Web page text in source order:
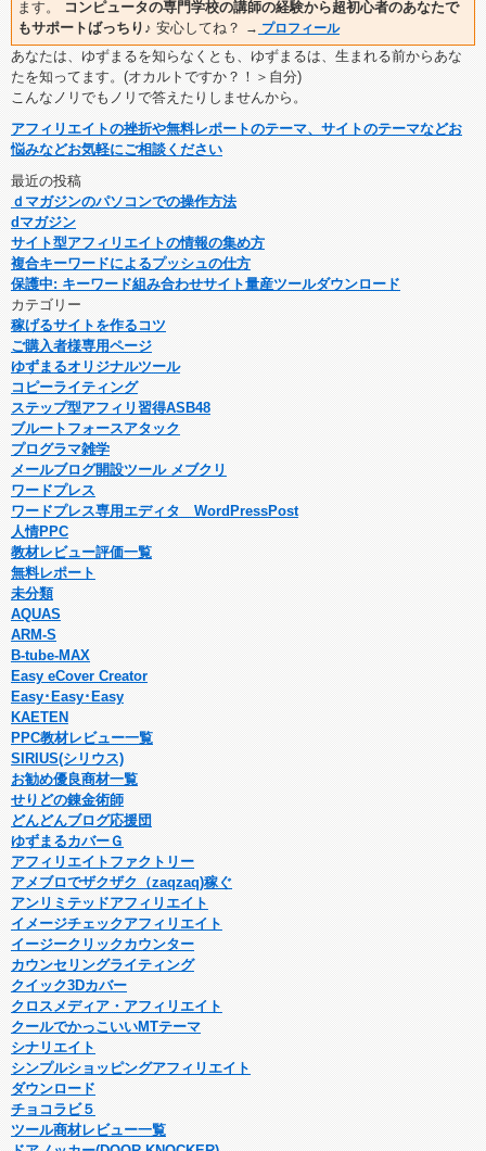
ます。
コンピュータの専門学校の講師の経験から超初心者のあなたで
もサポートばっちり♪ 安心してね？ → プロフィール
あなたは、ゆずまるを知らなくとも、ゆずまるは、生まれる前からあな
たを知ってます。(オカルトですか？！＞自分)
こんなノリでもノリで答えたりしませんから。
アフィリエイトの挫折や無料レポートのテーマ、サイトのテーマなどお
悩みなどお気軽にご相談ください
最近の投稿
ｄマガジンのパソコンでの操作方法
dマガジン
サイト型アフィリエイトの情報の集め方
複合キーワードによるプッシュの仕方
保護中: キーワード組み合わせサイト量産ツールダウンロード
カテゴリー
稼げるサイトを作るコツ
ご購入者様専用ページ
ゆずまるオリジナルツール
コピーライティング
ステップ型アフィリ習得ASB48
ブルートフォースアタック
プログラマ雑学
メールブログ開設ツール メブクリ
ワードプレス
ワードプレス専用エディタ WordPressPost
人情PPC
教材レビュー評価一覧
無料レポート
未分類
AQUAS
ARM-S
B-tube-MAX
Easy eCover Creator
Easy･Easy･Easy
KAETEN
PPC教材レビュー一覧
SIRIUS(シリウス)
お勧め優良商材一覧
せりどの錬金術師
どんどんブログ応援団
ゆずまるカバーＧ
アフィリエイトファクトリー
アメブロでザクザク（zaqzaq)稼ぐ
アンリミテッドアフィリエイト
イメージチェックアフィリエイト
イージークリックカウンター
カウンセリングライティング
クイック3Dカバー
クロスメディア・アフィリエイト
クールでかっこいいMTテーマ
シナリエイト
シンプルショッピングアフィリエイト
ダウンロード
チョコラビ５
ツール商材レビュー一覧